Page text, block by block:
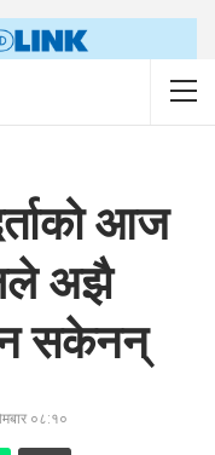
आज
अझै
सकेनन्
०८:१०